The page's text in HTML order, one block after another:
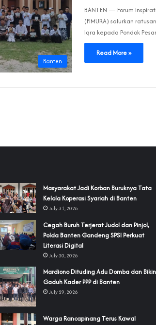
Banten
BANTEN — Forum
(FIMURA) salurkan
Iqra kepada Pondok
Read More »
‎Masyarakat Jadi Korban Buruknya Tata
Kelola Koperasi Syariah di Banten
July 31, 2026
Cegah Buruh Terjerat Judol dan Pinjol,
Polda Banten Gandeng SPSI Perkuat
Literasi Digital
July 30, 2026
‎Mardiono Dituding Adu Domba dan Bikin
Gaduh Kader PPP di Banten
July 29, 2026
‎Warga Rancapinang Terus Kawal